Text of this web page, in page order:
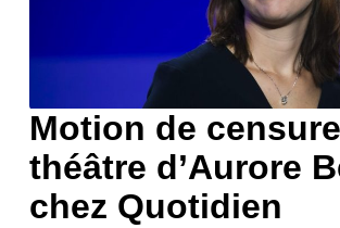
Motion de
théâtre d’Aurore
chez Quotidien